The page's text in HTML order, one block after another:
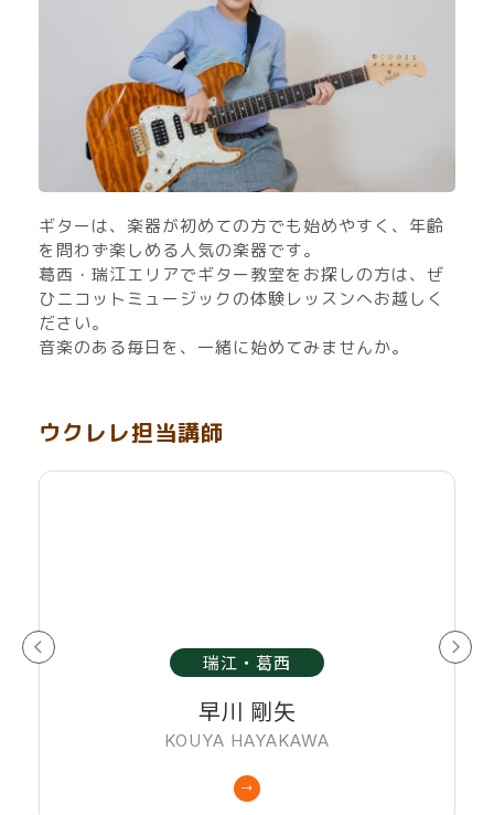
ギターは、楽器が初めての方でも始めやすく、年齢
を問わず楽しめる人気の楽器です。
葛西・瑞江エリアでギター教室をお探しの方は、ぜ
ひニコットミュージックの体験レッスンへお越しく
ださい。
音楽のある毎日を、一緒に始めてみませんか。
ウクレレ担当講師
早川 剛矢
KOUYA HAYAKAWA
瑞江・葛西